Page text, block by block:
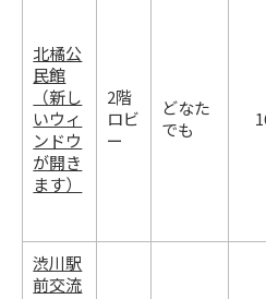
北橘公
民館
（新し
いウィ
ンドウ
が開き
ます）
2階
ロビ
ー
どなた
でも
渋川駅
前交流